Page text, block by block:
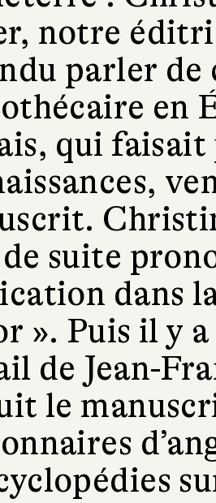
notre
parler
en
qui faisait
suite
dans
». Puis il y
de Jean-
le